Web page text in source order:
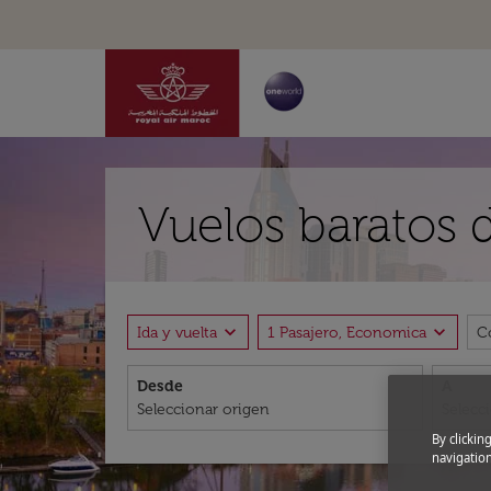
Vuelos baratos
Ida y vuelta expand_more 1 Pasajero, Economica expand_more
Desde
By